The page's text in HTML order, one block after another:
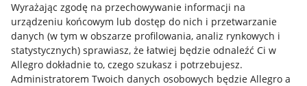
Wyrażając zgodę na przechowywanie informacji na
urządzeniu końcowym lub dostęp do nich i przetwarzanie
danych (w tym w obszarze profilowania, analiz rynkowych i
statystycznych) sprawiasz, że łatwiej będzie odnaleźć Ci w
Allegro dokładnie to, czego szukasz i potrzebujesz.
Administratorem Twoich danych osobowych będzie Allegro a